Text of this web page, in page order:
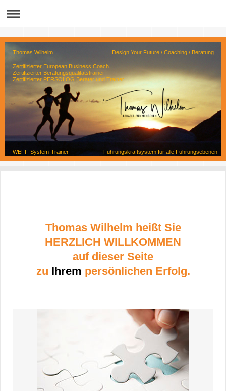
Thomas Wilhelm Design Your Future / Coaching / Beratung
Zertifizierter European Business Coach
Zertifizierter Beratungsqualitätstrainer
Zertifizierter PERSOLOG Berater und Trainer
WEFF-System-Trainer Führungskraftsystem für alle Führungsebenen
Thomas Wilhelm heißt Sie
HERZLICH WILLKOMMEN
auf dieser Seite
zu Ihrem persönlichen Erfolg.